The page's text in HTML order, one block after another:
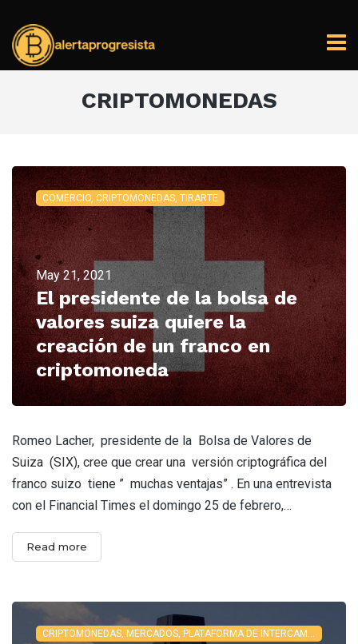
CRIPTOMONEDAS
COMERCIO, CRIPTOMONEDAS, TIRARTE
May 21, 2021
El presidente de la bolsa de
valores suiza quiere la
creación de un franco en
criptomoneda
Romeo Lacher, presidente de la Bolsa de Valores de
Suiza (SIX), cree que crear una versión criptográfica del
franco suizo tiene ” muchas ventajas” . En una entrevista
con el Financial Times el domingo 25 de febrero,…
Read more
CRIPTOMONEDAS, MERCADOS, PLATAFORMA DE INTERCAMBIO